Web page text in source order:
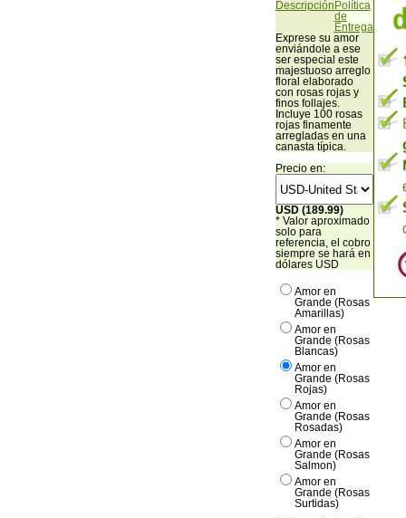
Descripción Política
de
Entrega
Exprese su amor
enviándole a ese
ser especial este
majestuoso arreglo
floral elaborado
con rosas rojas y
finos follajes.
Incluye 100 rosas
rojas finamente
arregladas en una
canasta típica.
Precio en:
USD (189.99)
* Valor aproximado
solo para
referencia, el cobro
siempre se hará en
dólares USD
Amor en
Grande (Rosas
Amarillas)
Amor en
Grande (Rosas
Blancas)
Amor en
Grande (Rosas
Rojas)
Amor en
Grande (Rosas
Rosadas)
Amor en
Grande (Rosas
Salmon)
Amor en
Grande (Rosas
Surtidas)